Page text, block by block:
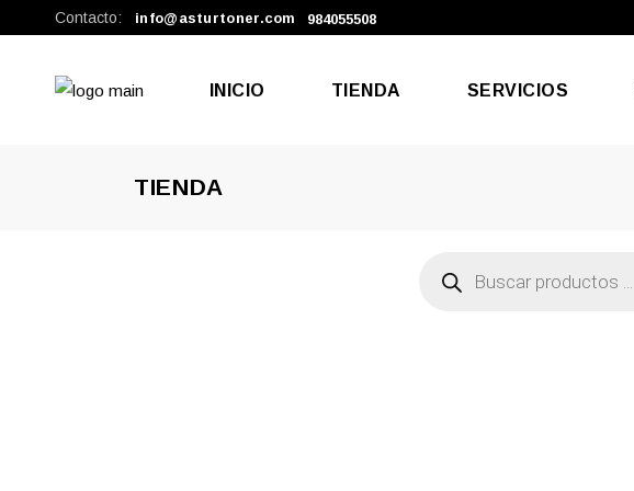
Contacto: info@asturtoner.com 984055508
INICIO TIENDA SERVICIOS
TIENDA
productos